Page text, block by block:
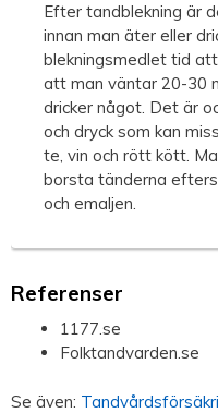
Efter tandblekning är
innan man äter eller
blekningsmedlet tid
att man väntar 20-30
dricker något. Det är
och dryck som kan
te, vin och rött kött.
borsta tänderna
och emaljen.
Referenser
1177.se
Folktandvarden.se
Se även: